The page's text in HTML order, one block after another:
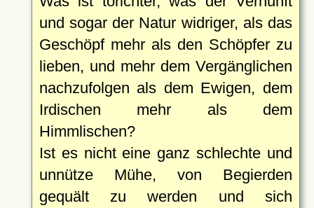
und sogar der Natur widriger, als das
Geschöpf mehr als den Schöpfer zu
lieben, und mehr dem Vergänglichen
nachzufolgen als dem Ewigen, dem
Irdischen mehr als dem
Himmlischen?
Ist es nicht eine ganz schlechte und
unnütze Mühe, von Begierden
gequält zu werden und sich